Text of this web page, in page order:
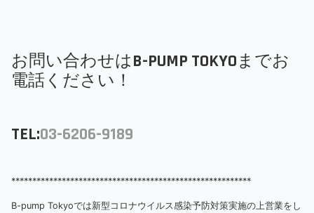
お問い合わせはB-PUMP TOKYOまでお
電話ください！
TEL:03-6206-9189
*********************************************************
B-pump Tokyoでは新型コロナウイルス感染予防対策実施の上営業をし